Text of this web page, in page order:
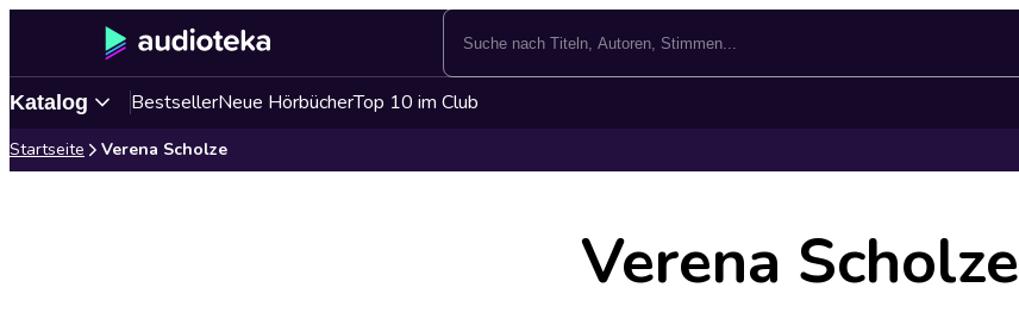
Katalog BestsellerNeue HörbücherTop 10 im Club
Startseite Verena Scholze
Verena Scholze